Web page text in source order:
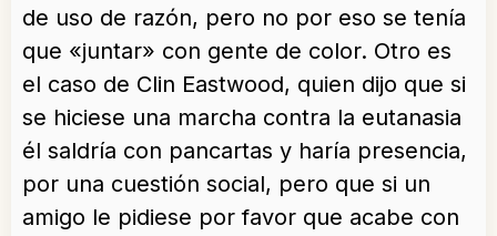
de uso de razón, pero no por eso se tenía
que «juntar» con gente de color. Otro es
el caso de Clin Eastwood, quien dijo que si
se hiciese una marcha contra la eutanasia
él saldría con pancartas y haría presencia,
por una cuestión social, pero que si un
amigo le pidiese por favor que acabe con